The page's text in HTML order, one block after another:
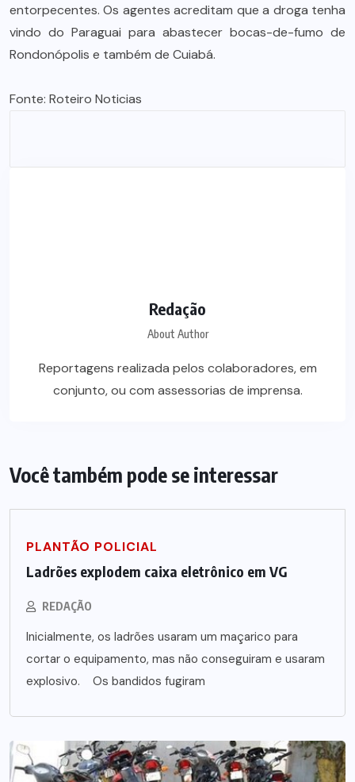
entorpecentes. Os agentes acreditam que a droga tenha
vindo do Paraguai para abastecer bocas-de-fumo de
Rondonópolis e também de Cuiabá.
Fonte: Roteiro Noticias
Redação
About Author
Reportagens realizada pelos colaboradores, em
conjunto, ou com assessorias de imprensa.
Você também pode se interessar
PLANTÃO POLICIAL
Ladrões explodem caixa eletrônico em VG
REDAÇÃO
Inicialmente, os ladrões usaram um maçarico para
cortar o equipamento, mas não conseguiram e usaram
explosivo. Os bandidos fugiram